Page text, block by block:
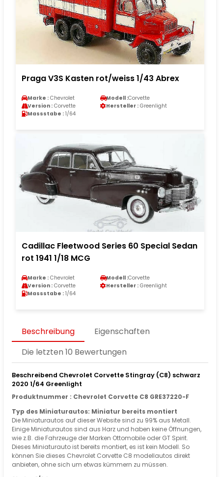
Praga V3S Kasten rot/weiss 1/43 Abrex
Marke : Chevrolet Modell :Corvette
Version : Corvette Hersteller : Greenlight
Massstabe : 1/64
Cadillac Fleetwood Series 60 Special Sedan
rot 1941 1/18 MCG
Marke : Chevrolet Modell :Corvette
Version : Corvette Hersteller : Greenlight
Massstabe : 1/64
Beschreibung
Eigenschaften
Die letzten 10 Bewertungen
Beschreibend Chevrolet Corvette Stingray (C8) schwarz
2020 1/64 Greenlight
Produktnummer : Chevrolet Corvette C8 GRE37220-F
Typ des Miniaturautos: Miniatur bereits montiert
Die Miniaturautos auf dieser Website sind zu 99% aus Metall.
Einige Miniaturautos sind aus Harz und haben keine Öffnungen,
wie z.B. die Fahrzeuge der Marken Ottomobile oder GT Spirit.
Dieses Miniaturauto ist bereits montiert, es ist kein Modell. So
können Sie dieses Chevrolet Corvette C8 modellautos direkt
anbieten, ohne sich um etwas kümmern zu müssen.